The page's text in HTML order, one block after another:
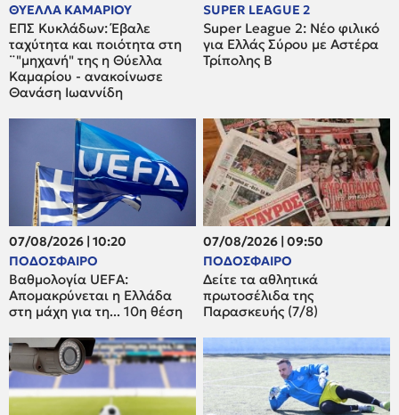
ΘΥΕΛΛΑ ΚΑΜΑΡΙΟΥ
ΕΠΣ Κυκλάδων: Έβαλε
ταχύτητα και ποιότητα στη
¨"μηχανή" της η Θύελλα
Καμαρίου - ανακοίνωσε
Θανάση Ιωαννίδη
SUPER LEAGUE 2
Super League 2: Νέο φιλικό
για Ελλάς Σύρου με Αστέρα
Τρίπολης Β
07/08/2026 | 10:20
ΠΟΔΟΣΦΑΙΡΟ
Βαθμολογία UEFA:
Απομακρύνεται η Ελλάδα
στη μάχη για τη... 10η θέση
07/08/2026 | 09:50
ΠΟΔΟΣΦΑΙΡΟ
Δείτε τα αθλητικά
πρωτοσέλιδα της
Παρασκευής (7/8)